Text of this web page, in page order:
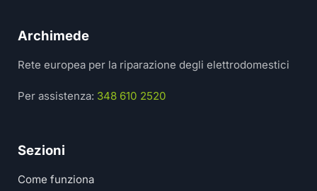
Archimede
Rete europea per la riparazione degli elettrodomestici
Per assistenza: 348 610 2520
Sezioni
Come funziona